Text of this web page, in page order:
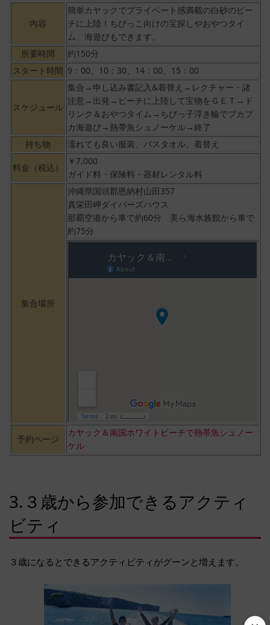
内容
簡単カヤックでプライベート感満載の白砂のビー
チに上陸！ちびっこ向けの宝探しやおやつタイ
ム、海遊びもできます。
所要時間
約150分
スタート時間 9：00、10：30、14：00、15：00
スケジュール
集合→申し込み書記入&着替え→レクチャー・諸
注意→出発→ビーチに上陸して宝物をＧＥＴ→ド
リンク＆おやつタイム→ちびっ子浮き輪でプカプ
カ海遊び→熱帯魚シュノーケル→終了
持ち物
濡れても良い服装、バスタオル、着替え
料金（税込）
￥7,000
ガイド料・保険料・器材レンタル料
集合場所
沖縄県国頭郡恩納村山田357
真栄田岬ダイバーズハウス
那覇空港から車で約60分 美ら海水族館から車で
約75分
予約ページ
カヤック＆南国ホワイトビーチで熱帯魚シュノー
ケル
3.３歳から参加できるアクティ
ビティ
３歳になるとできるアクティビティがグーンと増えます。